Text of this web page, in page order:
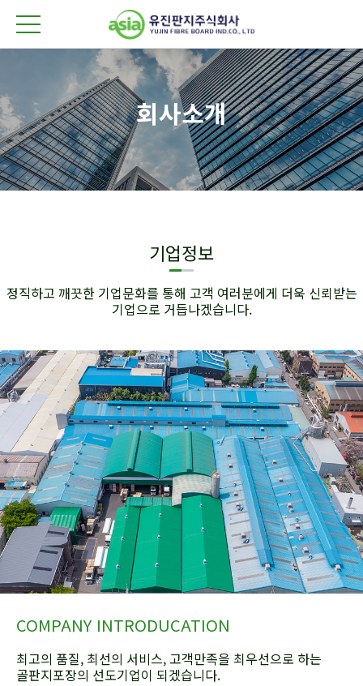
회사소개
기업정보
정직하고 깨끗한 기업문화를 통해 고객 여러분에게 더욱 신뢰받는
기업으로 거듭나겠습니다.
COMPANY INTRODUCATION
최고의 품질, 최선의 서비스, 고객만족을 최우선으로 하는
골판지포장의 선도기업이 되겠습니다.